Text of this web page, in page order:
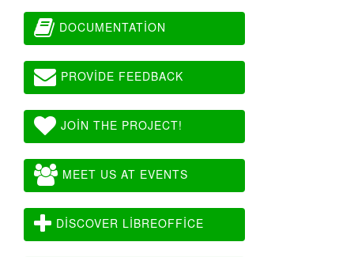
DOCUMENTATION
PROVIDE FEEDBACK
JOIN THE PROJECT!
MEET US AT EVENTS
DISCOVER LIBREOFFICE